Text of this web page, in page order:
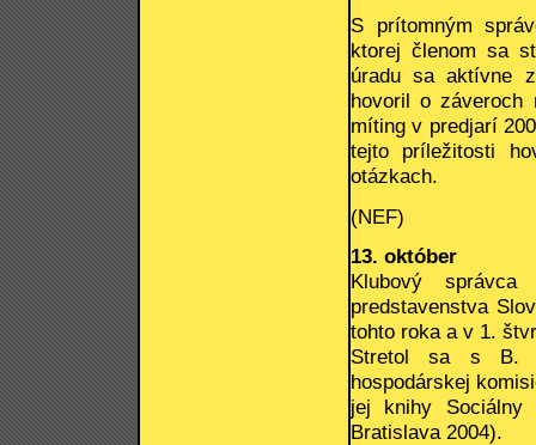
S prítomným
ktorej členom sa
úradu sa aktívne
hovoril o záveroch
míting v predjarí
tejto príležitosti
otázkach.
(NEF)
13. október
Klubový správca
predstavenstva
tohto roka a v 1.
Stretol sa s B.
hospodárskej
jej knihy
Bratislava 2004).